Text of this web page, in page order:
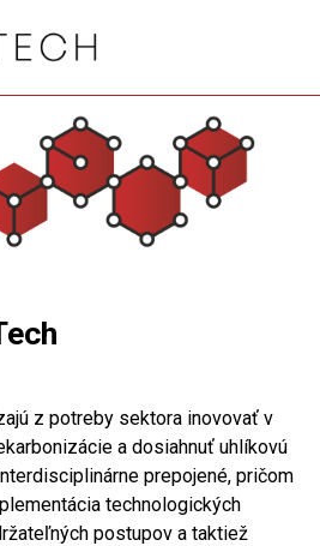
z potreby sektora inovovať v
a dosiahnuť uhlíkovú
prepojené, pričom
technologických
postupov a taktiež